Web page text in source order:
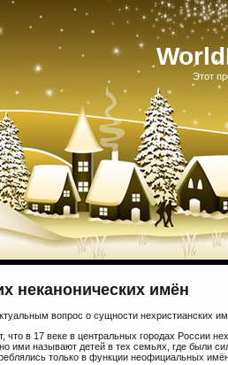
Этот
неканонических имён
вопрос о сущности нехристианских
что в 17 веке в центральных городах России
ими называют детей в тех семьях, где были
только в функции неофициальных